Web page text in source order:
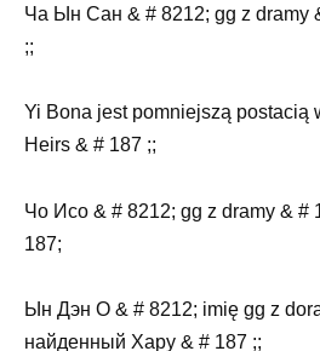
Ча Ын Сан & # 8212; gg z dramy
;;
Yi Bona jest pomniejszą postacią
Heirs & # 187 ;;
Чо Исо & # 8212; gg z dramy & #
187;
Ын Дэн О & # 8212; imię gg z
найденный Хару & # 187 ;;